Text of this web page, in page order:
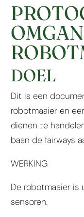
DOEL
Dit is een
robotmaaier en
dienen te
baan de fairways
WERKING
De robotmaaier is
sensoren.